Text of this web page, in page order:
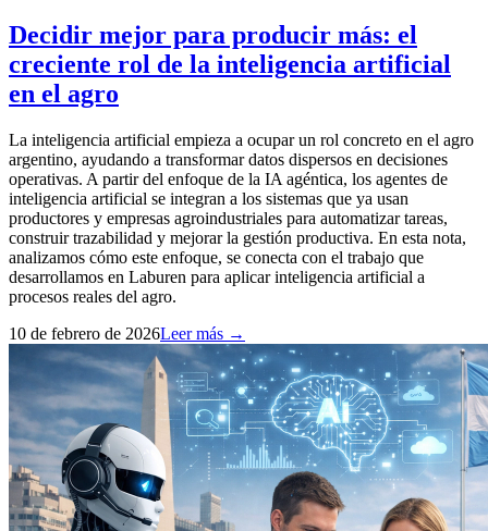
Decidir mejor para producir más: el
creciente rol de la inteligencia artificial
en el agro
La inteligencia artificial empieza a ocupar un rol concreto en el agro
argentino, ayudando a transformar datos dispersos en decisiones
operativas. A partir del enfoque de la IA agéntica, los agentes de
inteligencia artificial se integran a los sistemas que ya usan
productores y empresas agroindustriales para automatizar tareas,
construir trazabilidad y mejorar la gestión productiva. En esta nota,
analizamos cómo este enfoque, se conecta con el trabajo que
desarrollamos en Laburen para aplicar inteligencia artificial a
procesos reales del agro.
10 de febrero de 2026Leer más →